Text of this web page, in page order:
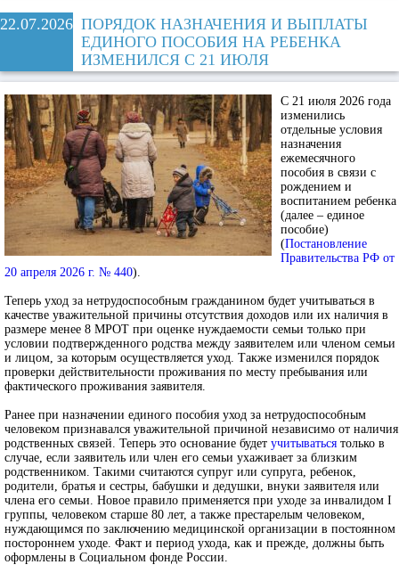
22.07.2026 ПОРЯДОК НАЗНАЧЕНИЯ И ВЫПЛАТЫ
ЕДИНОГО ПОСОБИЯ НА РЕБЕНКА
ИЗМЕНИЛСЯ С 21 ИЮЛЯ
С 21 июля 2026 года
изменились
отдельные условия
назначения
ежемесячного
пособия в связи с
рождением и
воспитанием ребенка
(далее – единое
пособие)
(Постановление
Правительства РФ от
20 апреля 2026 г. № 440).
Теперь уход за нетрудоспособным гражданином будет учитываться в
качестве уважительной причины отсутствия доходов или их наличия в
размере менее 8 МРОТ при оценке нуждаемости семьи только при
условии подтвержденного родства между заявителем или членом семьи
и лицом, за которым осуществляется уход. Также изменился порядок
проверки действительности проживания по месту пребывания или
фактического проживания заявителя.
Ранее при назначении единого пособия уход за нетрудоспособным
человеком признавался уважительной причиной независимо от наличия
родственных связей. Теперь это основание будет учитываться только в
случае, если заявитель или член его семьи ухаживает за близким
родственником. Такими считаются супруг или супруга, ребенок,
родители, братья и сестры, бабушки и дедушки, внуки заявителя или
члена его семьи. Новое правило применяется при уходе за инвалидом I
группы, человеком старше 80 лет, а также престарелым человеком,
нуждающимся по заключению медицинской организации в постоянном
постороннем уходе. Факт и период ухода, как и прежде, должны быть
оформлены в Социальном фонде России.